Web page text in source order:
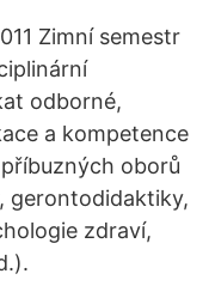
Zimní semestr
odborné,
a kompetence
oborů
gerontodidaktiky,
zdraví,